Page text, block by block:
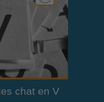
chat en V